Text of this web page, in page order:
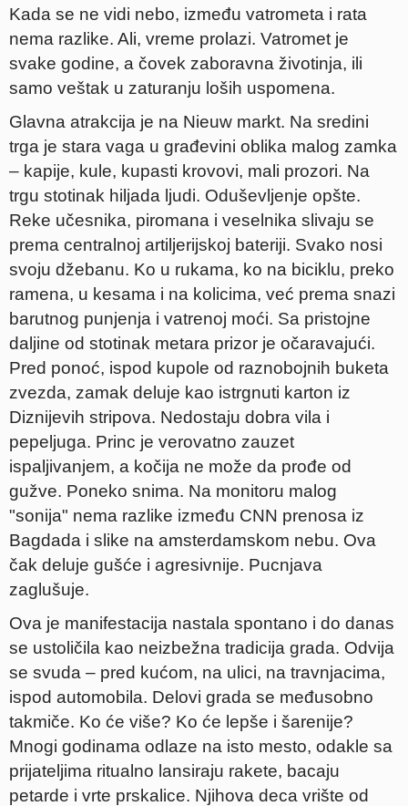
Kada se ne vidi nebo, između vatrometa i rata
nema razlike. Ali, vreme prolazi. Vatromet je
svake godine, a čovek zaboravna životinja, ili
samo veštak u zaturanju loših uspomena.
Glavna atrakcija je na Nieuw markt. Na sredini
trga je stara vaga u građevini oblika malog zamka
– kapije, kule, kupasti krovovi, mali prozori. Na
trgu stotinak hiljada ljudi. Oduševljenje opšte.
Reke učesnika, piromana i veselnika slivaju se
prema centralnoj artiljerijskoj bateriji. Svako nosi
svoju džebanu. Ko u rukama, ko na biciklu, preko
ramena, u kesama i na kolicima, već prema snazi
barutnog punjenja i vatrenoj moći. Sa pristojne
daljine od stotinak metara prizor je očaravajući.
Pred ponoć, ispod kupole od raznobojnih buketa
zvezda, zamak deluje kao istrgnuti karton iz
Diznijevih stripova. Nedostaju dobra vila i
pepeljuga. Princ je verovatno zauzet
ispaljivanjem, a kočija ne može da prođe od
gužve. Poneko snima. Na monitoru malog
"sonija" nema razlike između CNN prenosa iz
Bagdada i slike na amsterdamskom nebu. Ova
čak deluje gušće i agresivnije. Pucnjava
zaglušuje.
Ova je manifestacija nastala spontano i do danas
se ustoličila kao neizbežna tradicija grada. Odvija
se svuda – pred kućom, na ulici, na travnjacima,
ispod automobila. Delovi grada se međusobno
takmiče. Ko će više? Ko će lepše i šarenije?
Mnogi godinama odlaze na isto mesto, odakle sa
prijateljima ritualno lansiraju rakete, bacaju
petarde i vrte prskalice. Njihova deca vrište od